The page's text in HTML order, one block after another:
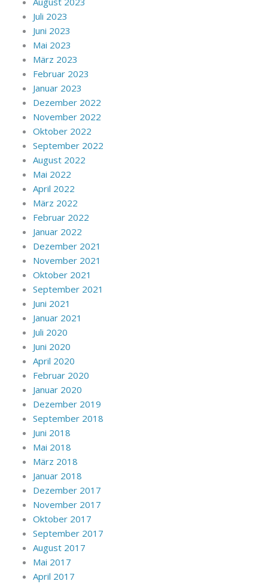
Juli 2023
Juni 2023
Mai 2023
März 2023
Februar 2023
Januar 2023
Dezember 2022
November 2022
Oktober 2022
September 2022
August 2022
Mai 2022
April 2022
März 2022
Februar 2022
Januar 2022
Dezember 2021
November 2021
Oktober 2021
September 2021
Juni 2021
Januar 2021
Juli 2020
Juni 2020
April 2020
Februar 2020
Januar 2020
Dezember 2019
September 2018
Juni 2018
Mai 2018
März 2018
Januar 2018
Dezember 2017
November 2017
Oktober 2017
September 2017
August 2017
Mai 2017
April 2017